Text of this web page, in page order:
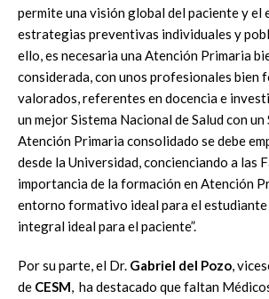
permite una visión global del paciente y el
estrategias preventivas individuales y
ello, es necesaria una Atención Primaria
considerada, con unos profesionales bien
valorados, referentes en docencia e
un mejor Sistema Nacional de Salud con un
Atención Primaria consolidado se debe
desde la Universidad, concienciando a las
importancia de la formación en Atención
entorno formativo ideal para el
integral ideal para el paciente”.
Por su parte, el Dr. Gabriel del Pozo,
de CESM, ha destacado que faltan